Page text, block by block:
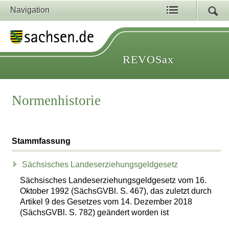
Navigation
REVOSax
Normenhistorie
Stammfassung
Sächsisches Landeserziehungsgeldgesetz
Sächsisches Landeserziehungsgeldgesetz vom 16.
Oktober 1992 (SächsGVBl. S. 467), das zuletzt durch
Artikel 9 des Gesetzes vom 14. Dezember 2018
(SächsGVBl. S. 782) geändert worden ist